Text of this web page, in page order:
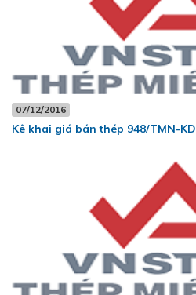
07/12/2016
Kê khai giá bán thép 948/TMN-KD